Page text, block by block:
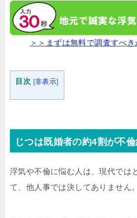
＞＞まずは無料で調査すべ
目次 [非表示]
じつは既婚者の約4割が不
浮気や不倫に悩む人は、現代では
て、他人事では決してありません。